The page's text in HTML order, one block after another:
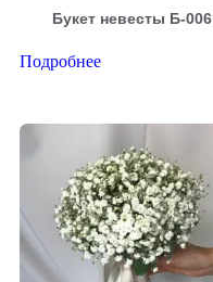
Букет невесты Б-006
Подробнее